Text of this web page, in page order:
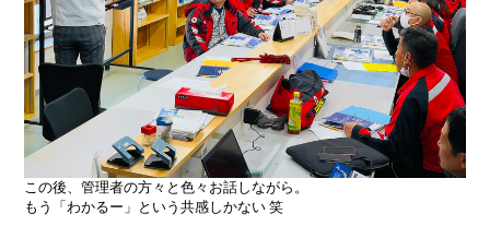
この後、管理者の方々と色々お話しながら。
もう「わかるー」という共感しかない 笑